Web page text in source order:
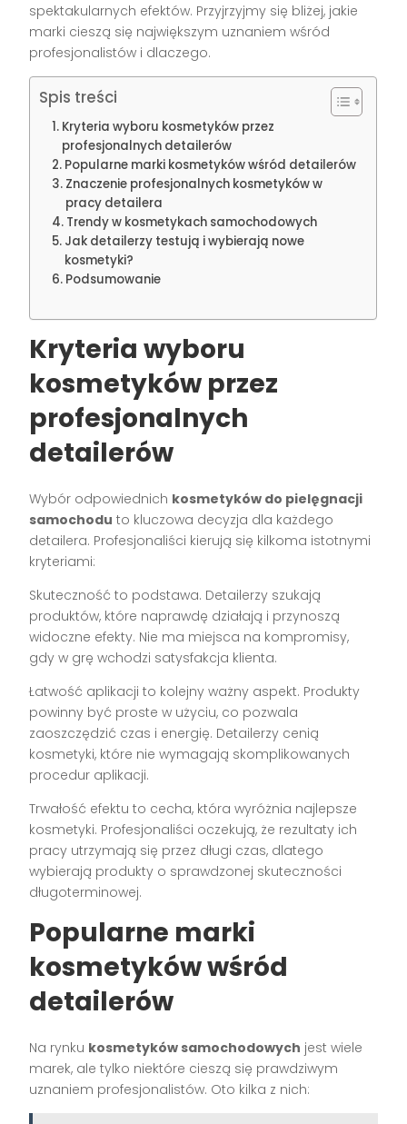
spektakularnych efektów. Przyjrzyjmy się bliżej, jakie
marki cieszą się największym uznaniem wśród
profesjonalistów i dlaczego.
Spis treści
Kryteria wyboru kosmetyków przez
profesjonalnych detailerów
Popularne marki kosmetyków wśród detailerów
Znaczenie profesjonalnych kosmetyków w
pracy detailera
Trendy w kosmetykach samochodowych
Jak detailerzy testują i wybierają nowe
kosmetyki?
Podsumowanie
Kryteria wyboru
kosmetyków przez
profesjonalnych
detailerów
Wybór odpowiednich kosmetyków do pielęgnacji
samochodu to kluczowa decyzja dla każdego
detailera. Profesjonaliści kierują się kilkoma istotnymi
kryteriami:
Skuteczność to podstawa. Detailerzy szukają
produktów, które naprawdę działają i przynoszą
widoczne efekty. Nie ma miejsca na kompromisy,
gdy w grę wchodzi satysfakcja klienta.
Łatwość aplikacji to kolejny ważny aspekt. Produkty
powinny być proste w użyciu, co pozwala
zaoszczędzić czas i energię. Detailerzy cenią
kosmetyki, które nie wymagają skomplikowanych
procedur aplikacji.
Trwałość efektu to cecha, która wyróżnia najlepsze
kosmetyki. Profesjonaliści oczekują, że rezultaty ich
pracy utrzymają się przez długi czas, dlatego
wybierają produkty o sprawdzonej skuteczności
długoterminowej.
Popularne marki
kosmetyków wśród
detailerów
Na rynku kosmetyków samochodowych jest wiele
marek, ale tylko niektóre cieszą się prawdziwym
uznaniem profesjonalistów. Oto kilka z nich: